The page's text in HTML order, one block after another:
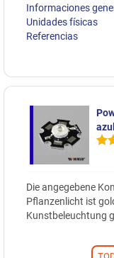
Informaciones
Unidades físicas
Referencias
Die angegebene
Pflanzenlicht ist
Kunstbeleuchtung